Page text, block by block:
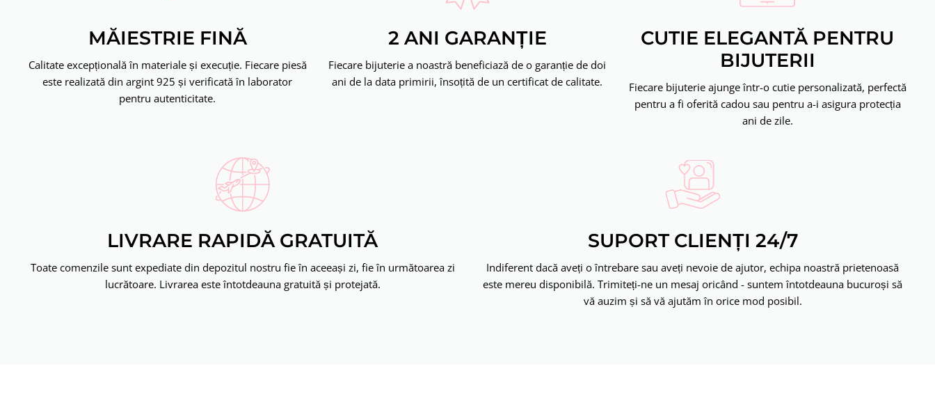
MĂIESTRIE FINĂ
Calitate excepțională în materiale și execuție. Fiecare piesă
este realizată din argint 925 și verificată în laborator
pentru autenticitate.
2 ANI GARANȚIE
Fiecare bijuterie a noastră beneficiază de o garanție de doi
ani de la data primirii, însoțită de un certificat de calitate.
CUTIE ELEGANTĂ PENTRU
BIJUTERII
Fiecare bijuterie ajunge într-o cutie personalizată, perfectă
pentru a fi oferită cadou sau pentru a-i asigura protecția
ani de zile.
LIVRARE RAPIDĂ GRATUITĂ
Toate comenzile sunt expediate din depozitul nostru fie în aceeași zi, fie în următoarea zi
lucrătoare. Livrarea este întotdeauna gratuită și protejată.
SUPORT CLIENȚI 24/7
Indiferent dacă aveți o întrebare sau aveți nevoie de ajutor, echipa noastră prietenoasă
este mereu disponibilă. Trimiteți-ne un mesaj oricând - suntem întotdeauna bucuroși să
vă auzim și să vă ajutăm în orice mod posibil.